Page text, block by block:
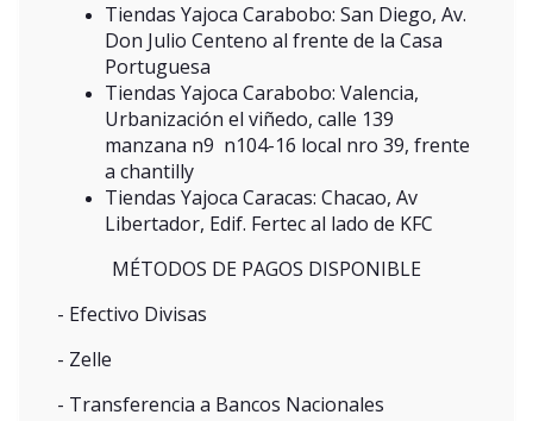
Tiendas Yajoca Carabobo: San Diego, Av.
Don Julio Centeno al frente de la Casa
Portuguesa
Tiendas Yajoca Carabobo: Valencia,
Urbanización el viñedo, calle 139
manzana n9 n104-16 local nro 39, frente
a chantilly
Tiendas Yajoca Caracas: Chacao, Av
Libertador, Edif. Fertec al lado de KFC
MÉTODOS DE PAGOS DISPONIBLE
- Efectivo Divisas
- Zelle
- Transferencia a Bancos Nacionales